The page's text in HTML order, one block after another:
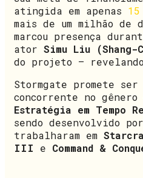
atingida em apenas
mais de um milhão de
marcou presença
ator Simu Liu (Shang-
do projeto –
Stormgate promete
concorrente no gênero
Estratégia em Tempo
sendo desenvolvido
trabalharam em
III e Command &